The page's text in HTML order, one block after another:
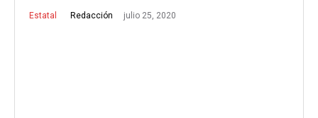
Estatal Redacción julio 25, 2020